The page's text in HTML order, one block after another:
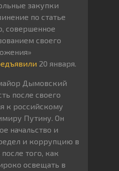
закупки
по статье
совершенное
своего
20 января.
Дымовский
после своего
к российскому
Путину. Он
начальство и
и коррупцию в
того, как
освещать в